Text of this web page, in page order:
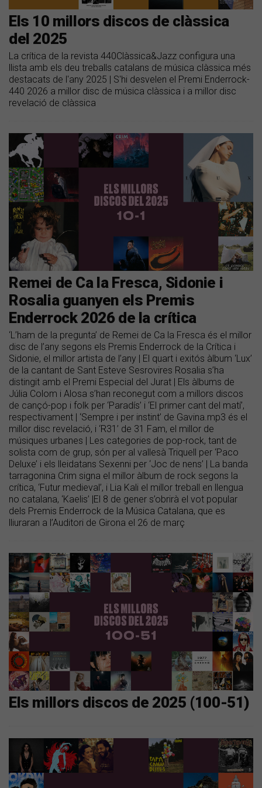
Els 10 millors discos de clàssica
del 2025
La crítica de la revista 440Clàssica&Jazz configura una
llista amb els deu treballs catalans de música clàssica més
destacats de l'any 2025 | S'hi desvelen el Premi Enderrock-
440 2026 a millor disc de música clàssica i a millor disc
revelació de clàssica
Remei de Ca la Fresca, Sidonie i
Rosalia guanyen els Premis
Enderrock 2026 de la crítica
‘L’ham de la pregunta’ de Remei de Ca la Fresca és el millor
disc de l’any segons els Premis Enderrock de la Crítica i
Sidonie, el millor artista de l’any | El quart i exitós àlbum ‘Lux’
de la cantant de Sant Esteve Sesrovires Rosalia s’ha
distingit amb el Premi Especial del Jurat | Els àlbums de
Júlia Colom i Alosa s’han reconegut com a millors discos
de cançó-pop i folk per ‘Paradís’ i ‘El primer cant del matí’,
respectivament | ‘Sempre i per instint’ de Gavina.mp3 és el
millor disc revelació, i ‘R31’ de 31 Fam, el millor de
músiques urbanes | Les categories de pop-rock, tant de
solista com de grup, són per al vallesà Triquell per ‘Paco
Deluxe’ i els lleidatans Sexenni per ‘Joc de nens’ | La banda
tarragonina Crim signa el millor àlbum de rock segons la
crítica, ‘Futur medieval’, i Lia Kali el millor treball en llengua
no catalana, ‘Kaelis’ |El 8 de gener s’obrirà el vot popular
dels Premis Enderrock de la Música Catalana, que es
lliuraran a l’Auditori de Girona el 26 de març
Els millors discos de 2025 (100-51)